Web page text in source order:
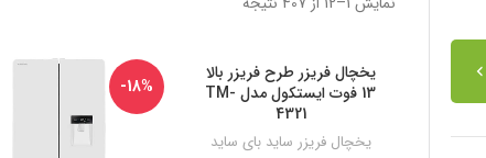
-24%
یخچال فریزر طرح فریزر بالا
13 فوت ایستکول مدل TM-
4321
یخچال فریزر ساید بای ساید
-18%